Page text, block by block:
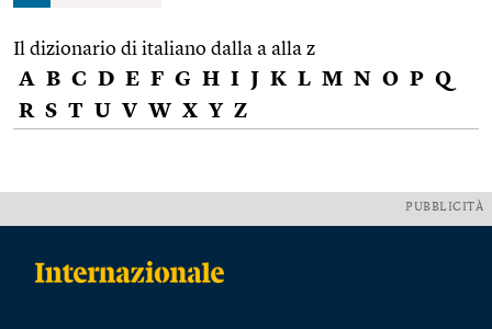
Il dizionario di italiano dalla a alla z
A B C D E F G H I J K L M N O P Q
R S T U V W X Y Z
PUBBLICITÀ